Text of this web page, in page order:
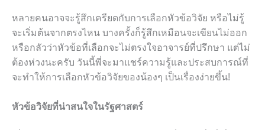
หลายคนอาจจะรู้สึกเครียดกับการเลือกหัวข้อวิจัย หรือไม่รู้
จะเริ่มต้นจากตรงไหน บางครั้งก็รู้สึกเหมือนจะเขียนไม่ออก
หรือกลัวว่าหัวข้อที่เลือกจะไม่ตรงใจอาจารย์ที่ปรึกษา แต่ไม่
ต้องห่วงนะครับ วันนี้พี่จะมาแชร์ความรู้และประสบการณ์ที่
จะทำให้การเลือกหัวข้อวิจัยของน้องๆ เป็นเรื่องง่ายขึ้น!
หัวข้อวิจัยที่น่าสนใจในรัฐศาสตร์